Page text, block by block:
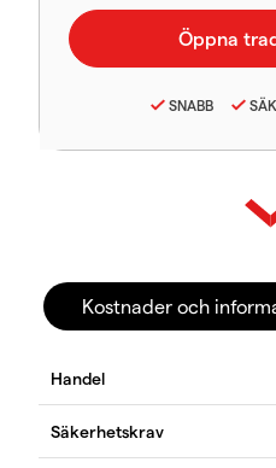
SNABB
Kostnader och